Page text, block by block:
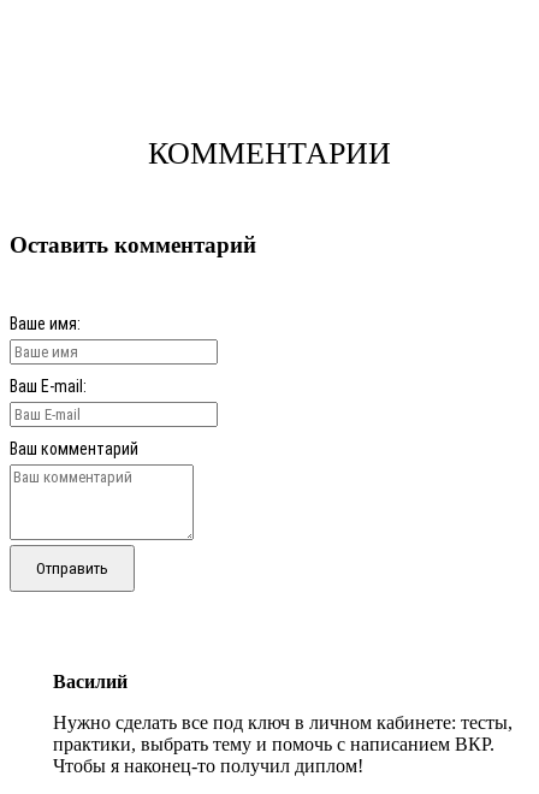
КОММЕНТАРИИ
Оставить комментарий
Ваше имя:
Ваш E-mail:
Ваш комментарий
Отправить
Василий
Нужно сделать все под ключ в личном кабинете: тесты,
практики, выбрать тему и помочь с написанием ВКР.
Чтобы я наконец-то получил диплом!